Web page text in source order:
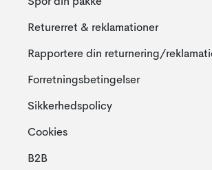
Returerret & reklamationer
Rapportere din returnering/
Forretningsbetingelser
Sikkerhedspolicy
Cookies
B2B